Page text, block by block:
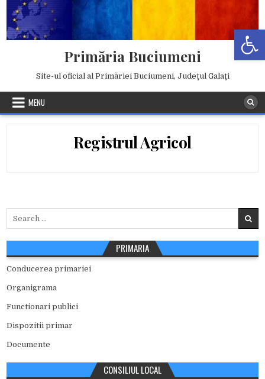
content
Primăria Buciumeni
Site-ul oficial al Primăriei Buciumeni, Judeţul Galaţi
MENU
Registrul Agricol
PRIMARIA
Conducerea primariei
Organigrama
Functionari publici
Dispozitii primar
Documente
CONSILIUL LOCAL